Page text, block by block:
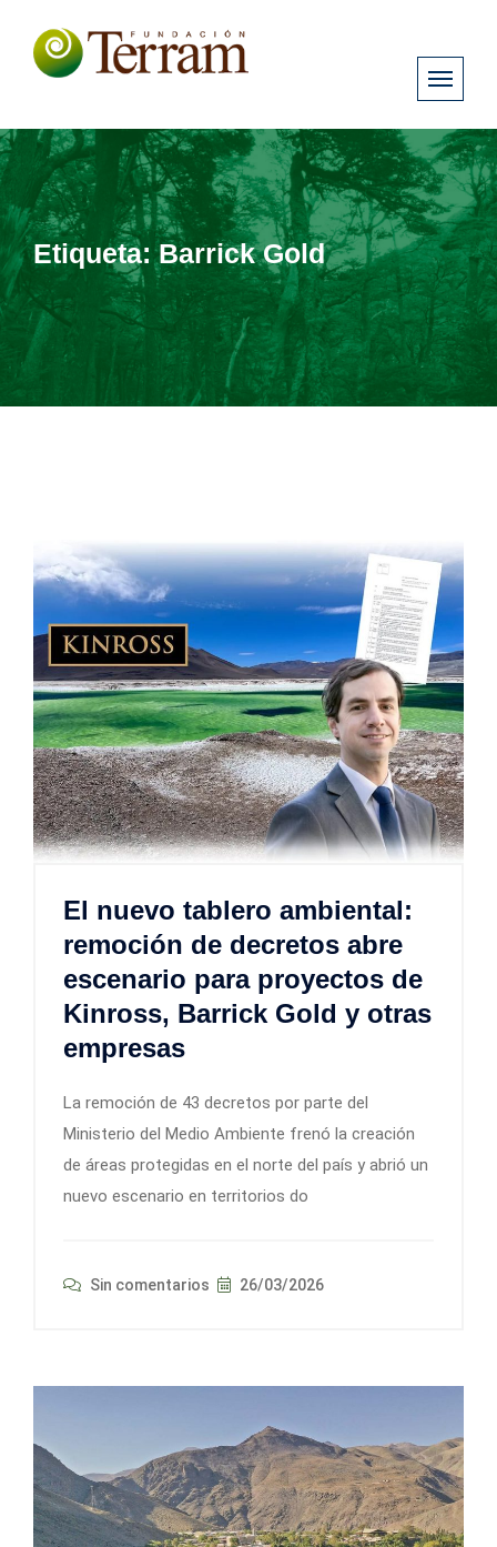
Etiqueta:Barrick Gold
El nuevo tablero ambiental:
remoción de decretos abre
escenario para proyectos de
Kinross, Barrick Gold y otras
empresas
La remoción de 43 decretos por parte del
Ministerio del Medio Ambiente frenó la creación
de áreas protegidas en el norte del país y abrió un
nuevo escenario en territorios do
Sin comentarios 26/03/2026